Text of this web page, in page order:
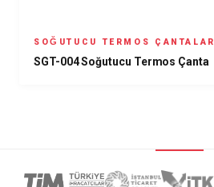
SOĞUTUCU TERMOS ÇANTALAR
SGT-004 Soğutucu Termos Çanta